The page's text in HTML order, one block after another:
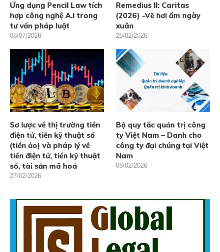
Ứng dụng Pencil Law tích
hợp công nghệ A.I trong
tư vấn pháp luật
08/07/2026
Remedius II: Caritas
(2026) -Vẽ hơi ấm ngày
xuân
28/02/2026
Sơ lược về thị trường tiền
điện tử, tiền kỹ thuật số
(tiền ảo) và pháp lý về
tiền điện tử, tiền kỹ thuật
số, tài sản mã hoá
27/02/2026
Bộ quy tắc quản trị công
ty Việt Nam – Danh cho
công ty đại chúng tại Việt
Nam
08/02/2026